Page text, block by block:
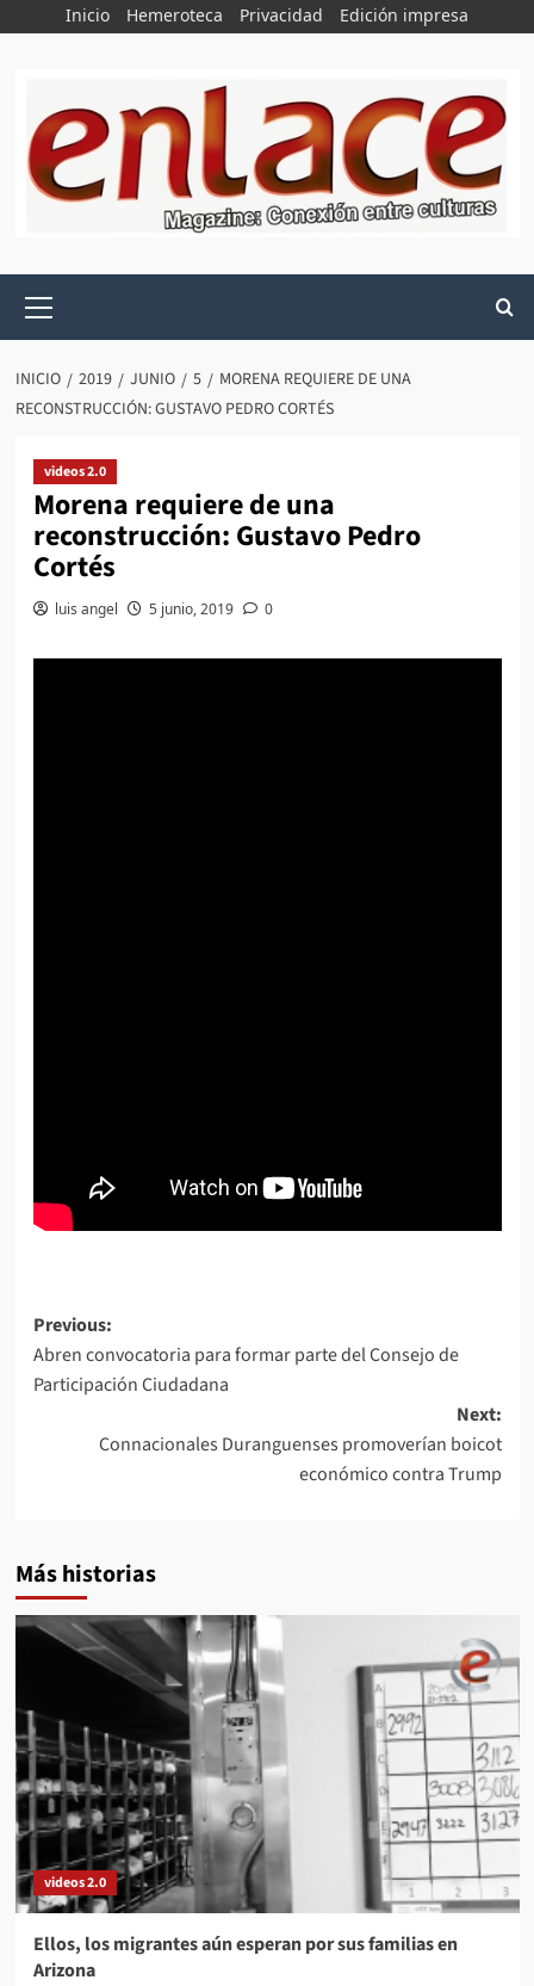
Inicio Hemeroteca Privacidad Edición impresa
principal
INICIO 2019 JUNIO 5
MORENA REQUIERE DE UNA
RECONSTRUCCIÓN: GUSTAVO PEDRO CORTÉS
videos 2.0
Morena requiere de una
reconstrucción: Gustavo Pedro
Cortés
luis angel 5 junio, 2019 0
Post
navigation
Previous:
Abren convocatoria para formar parte del Consejo de
Participación Ciudadana
Next:
Connacionales Duranguenses promoverían boicot
económico contra Trump
Más historias
videos 2.0
Ellos, los migrantes aún esperan por sus familias en
Arizona